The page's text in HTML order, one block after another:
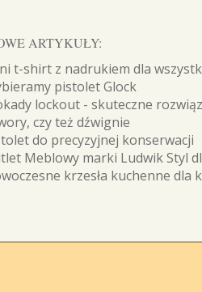
ARTYKUŁY:
t-shirt z nadrukiem dla
pistolet Glock
lockout - skuteczne
czy też dźwignie
do precyzyjnej konserwacji
Meblowy marki Ludwik Styl
krzesła kuchenne dla